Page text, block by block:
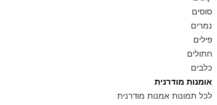
סוסים
נמרים
פילים
חתולים
כלבים
אומנות מודרנית
לכל תמונות אמנות מודרנית